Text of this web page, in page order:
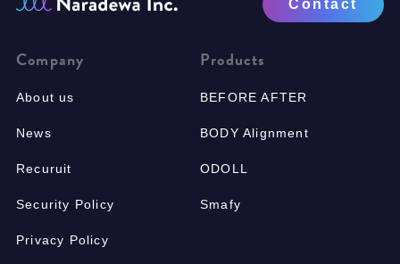
Contact
Company
About us
News
Recuruit
Security Policy
Privacy Policy
Products
BEFORE AFTER
BODY Alignment
ODOLL
Smafy